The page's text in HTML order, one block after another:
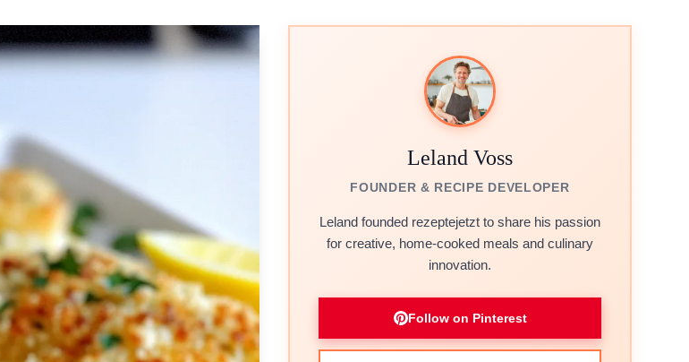
Leland Voss
FOUNDER & RECIPE DEVELOPER
Leland founded rezeptejetzt to share his passion
for creative, home-cooked meals and culinary
innovation.
Follow on Pinterest